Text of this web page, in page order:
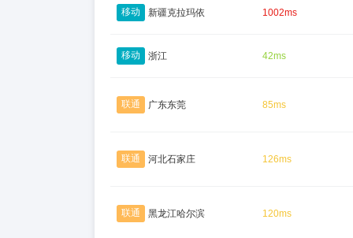
移动 新疆克拉玛依 1002ms
移动 浙江 42ms
联通 广东东莞 85ms
联通 河北石家庄 126ms
联通 黑龙江哈尔滨 120ms